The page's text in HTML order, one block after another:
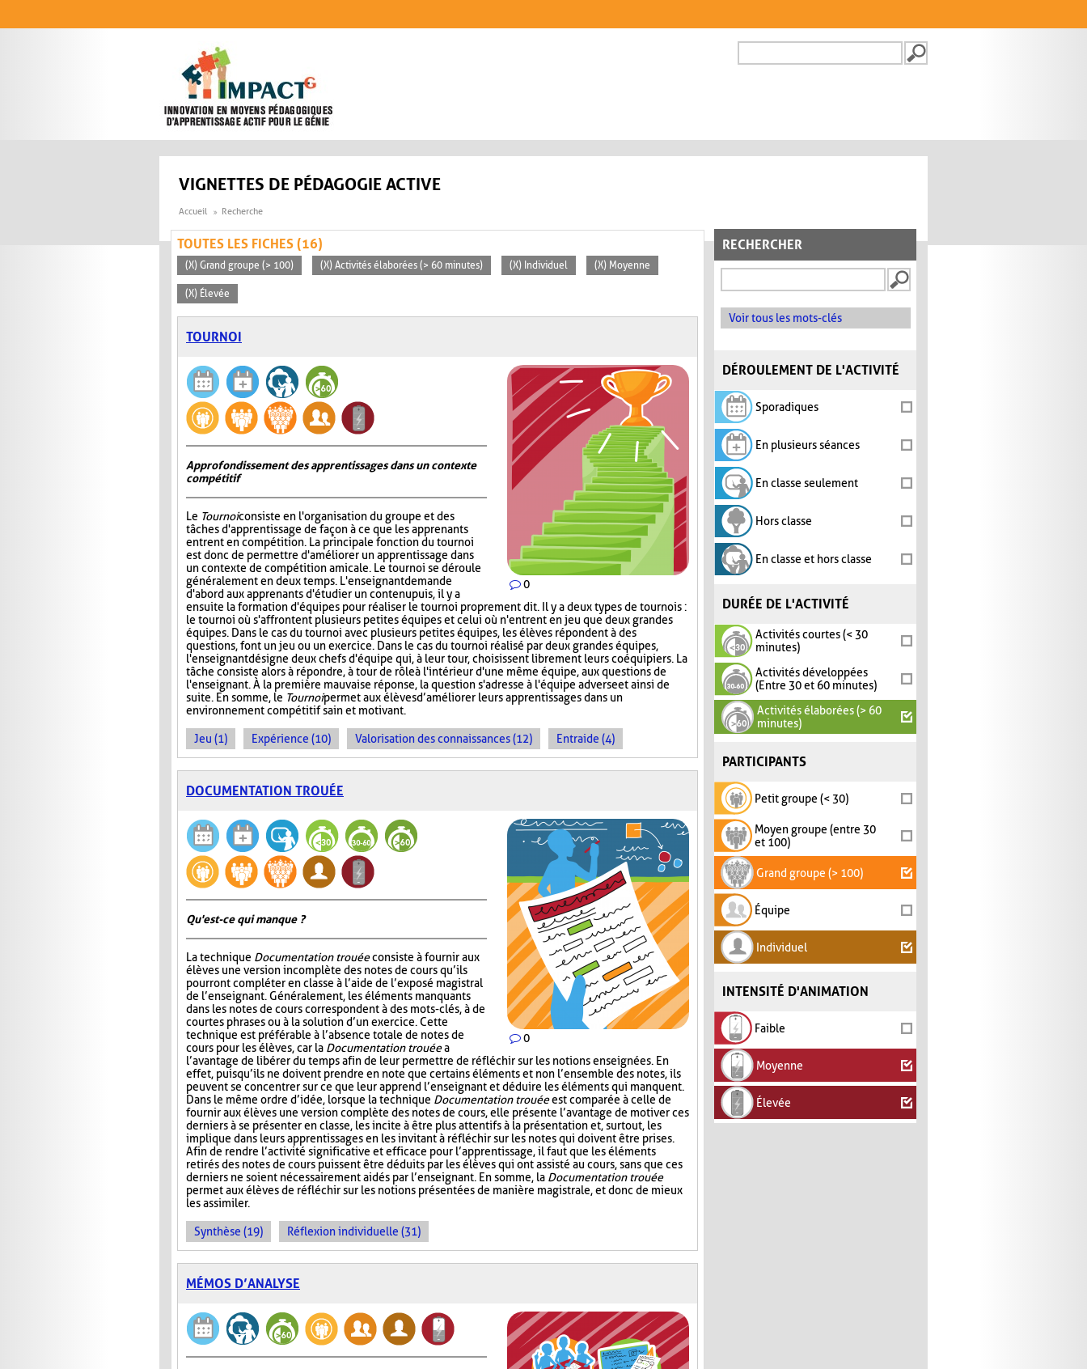
FORMULAIRE DE
VIGNETTES DE PÉDAGOGIE ACTIVE
Accueil Recherche
RECHERCHER
Voir tous les mots-clés
DÉROULEMENT DE L'ACTIVITÉ
Sporadiques
En plusieurs séances
En classe seulement
Hors classe
En classe et hors classe
DURÉE DE L'ACTIVITÉ
Activités courtes (< 30
minutes)
Activités développées
(Entre 30 et 60 minutes)
Activités élaborées (> 60
minutes)
PARTICIPANTS
Petit groupe (< 30)
Moyen groupe (entre 30
et 100)
Grand groupe (> 100)
Équipe
Individuel
INTENSITÉ D'ANIMATION
Faible
Moyenne
Élevée
TOUTES LES FICHES (16)
(X) Grand groupe (> 100) (X) Activités élaborées (> 60 minutes) (X) Individuel (X) Moyenne
(X) Élevée
TOURNOI
0
Approfondissement des apprentissages dans un contexte
compétitif
Le Tournoiconsiste en l'organisation du groupe et des
tâches d'apprentissage de façon à ce que les apprenants
entrent en compétition. La principale fonction du tournoi
est donc de permettre d'améliorer un apprentissage dans
un contexte de compétition amicale. Le tournoi se déroule
généralement en deux temps. L'enseignant demande
d'abord aux apprenants d'étudier un contenu puis, il y a
ensuite la formation d'équipes pour réaliser le tournoi proprement dit. Il y a deux types de tournois :
le tournoi où s'affrontent plusieurs petites équipes et celui où n'entrent en jeu que deux grandes
équipes. Dans le cas du tournoi avec plusieurs petites équipes, les élèves répondent à des
questions, font un jeu ou un exercice. Dans le cas du tournoi réalisé par deux grandes équipes,
l'enseignant désigne deux chefs d'équipe qui, à leur tour, choisissent librement leurs coéquipiers. La
tâche consiste alors à répondre, à tour de rôle à l'intérieur d'une même équipe, aux questions de
l'enseignant. À la première mauvaise réponse, la question s'adresse à l'équipe adverse et ainsi de
suite. En somme, le Tournoipermet aux élèves d’améliorer leurs apprentissages dans un
environnement compétitif sain et motivant.
Jeu (1) Expérience (10) Valorisation des connaissances (12) Entraide (4)
DOCUMENTATION TROUÉE
0
Qu'est-ce qui manque ?
La technique Documentation trouéeconsiste à fournir aux
élèves une version incomplète des notes de cours qu’ils
pourront compléter en classe à l’aide de l’exposé magistral
de l’enseignant. Généralement, les éléments manquants
dans les notes de cours correspondent à des mots-clés, à de
courtes phrases ou à la solution d’un exercice. Cette
technique est préférable à l’absence totale de notes de
cours pour les élèves, car la Documentation trouéea
l’avantage de libérer du temps afin de leur permettre de réfléchir sur les notions enseignées. En
effet, puisqu’ils ne doivent prendre en note que certains éléments et non l’ensemble des notes, ils
peuvent se concentrer sur ce que leur apprend l’enseignant et déduire les éléments qui manquent.
Dans le même ordre d’idée, lorsque la technique Documentation trouéeest comparée à celle de
fournir aux élèves une version complète des notes de cours, elle présente l’avantage de motiver ces
derniers à se présenter en classe, les incite à être plus attentifs à la présentation et, surtout, les
implique dans leurs apprentissages en les invitant à réfléchir sur les notes qui doivent être prises.
Afin de rendre l’activité significative et efficace pour l’apprentissage, il faut que les éléments
retirés des notes de cours puissent être déduits par les élèves qui ont assisté au cours, sans que ces
derniers ne soient nécessairement aidés par l’enseignant. En somme, la Documentation trouée
permet aux élèves de réfléchir sur les notions présentées de manière magistrale, et donc de mieux
les assimiler.
Synthèse (19) Réflexion individuelle (31)
MÉMOS D’ANALYSE